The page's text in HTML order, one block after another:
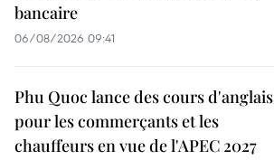
bancaire
06/08/2026 09:41
Phu Quoc lance des cours d'anglais
pour les commerçants et les
chauffeurs en vue de l'APEC 2027